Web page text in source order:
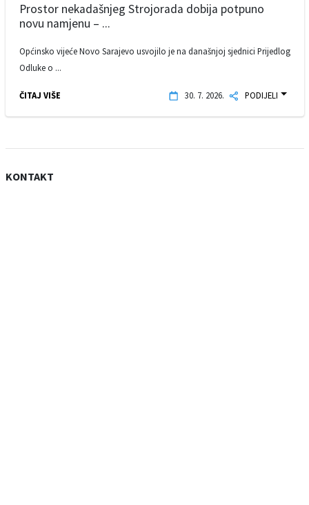
Prostor nekadašnjeg Strojorada dobija potpuno
novu namjenu – ...
Općinsko vijeće Novo Sarajevo usvojilo je na današnjoj sjednici Prijedlog
Odluke o ...
ČITAJ VIŠE 30. 7. 2026. PODIJELI
KONTAKT